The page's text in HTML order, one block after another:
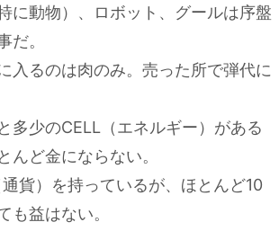
に動物）、ロボット、グールは序盤
だ。
入るのは肉のみ。売った所で弾代に
多少のCELL（エネルギー）がある
んど金にならない。
貨）を持っているが、ほとんど10
も益はない。